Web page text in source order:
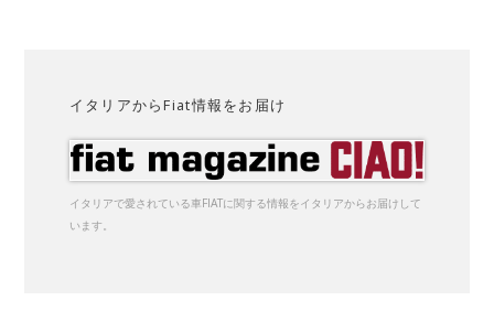
イタリアからFiat情報をお届け
イタリアで愛されている車FIATに関する情報をイタリアからお届けして
います。